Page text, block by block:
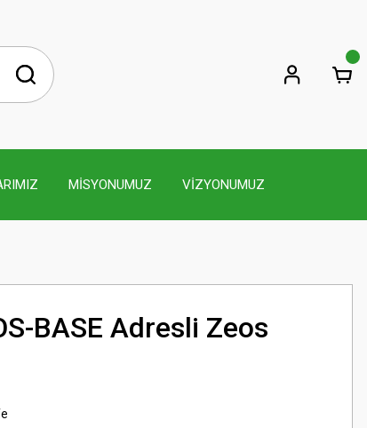
MİSYONUMUZ VİZYONUMUZ
BASE Adresli Zeos